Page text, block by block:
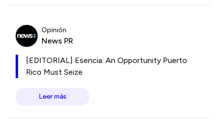
Opinión
News PR
[EDITORIAL] Esencia: An Opportunity Puerto
Rico Must Seize
Leer más